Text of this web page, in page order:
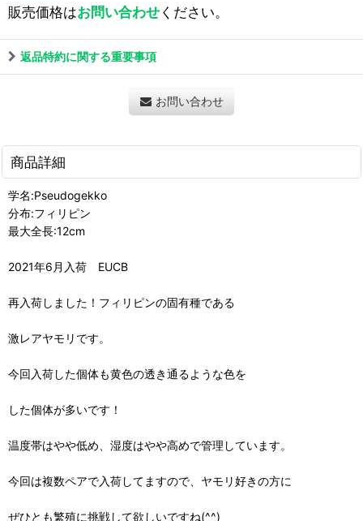
販売価格はお問い合わせください。
返品特約に関する重要事項
お問い合わせ
商品詳細
学名:Pseudogekko
分布:フィリピン
最大全長:12cm
2021年6月入荷 EUCB
再入荷しました！フィリピンの固有種である
激レアヤモリです。
今回入荷した個体も黄色の透き通るような色を
した個体が多いです！
温度帯はやや低め、湿度はやや高めで管理しています。
今回は複数ペアで入荷してますので、ヤモリ好きの方に
ぜひとも繁殖に挑戦して欲しいですね(^^)